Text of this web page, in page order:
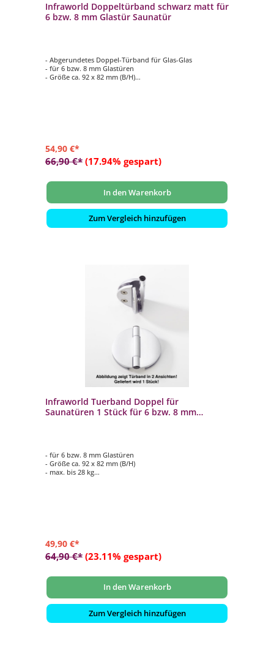
Infraworld Doppeltürband schwarz matt für
6 bzw. 8 mm Glastür Saunatür
- Abgerundetes Doppel-Türband für Glas-Glas
- für 6 bzw. 8 mm Glastüren
- Größe ca. 92 x 82 mm (B/H)
54,90 €*
66,90 €* (17.94% gespart)
In den Warenkorb
Zum Vergleich hinzufügen
Infraworld Tuerband Doppel für
Saunatüren 1 Stück für 6 bzw. 8 mm
- für 6 bzw. 8 mm Glastüren
- Größe ca. 92 x 82 mm (B/H)
- max. bis 28 kg
49,90 €*
64,90 €* (23.11% gespart)
In den Warenkorb
Zum Vergleich hinzufügen